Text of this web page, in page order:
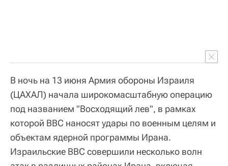
В ночь на 13 июня Армия обороны Израиля
(ЦАХАЛ) начала широкомасштабную операцию
под названием "Восходящий лев", в рамках
которой ВВС наносят удары по военным целям и
объектам ядерной программы Ирана.
Израильские ВВС совершили несколько волн